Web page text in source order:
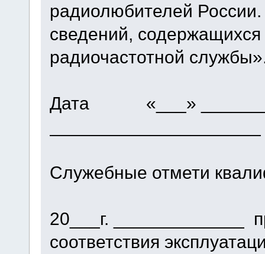
радиолюбителей
сведений,
радиочастотной
Дата «___» ________
Служебные отмети
20___г. _____________
соответствия